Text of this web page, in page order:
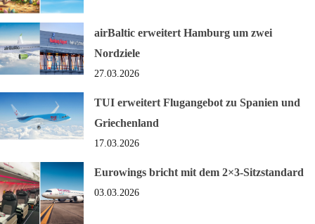
airBaltic erweitert Hamburg um zwei
Nordziele
27.03.2026
TUI erweitert Flugangebot zu Spanien und
Griechenland
17.03.2026
Eurowings bricht mit dem 2×3-Sitzstandard
03.03.2026